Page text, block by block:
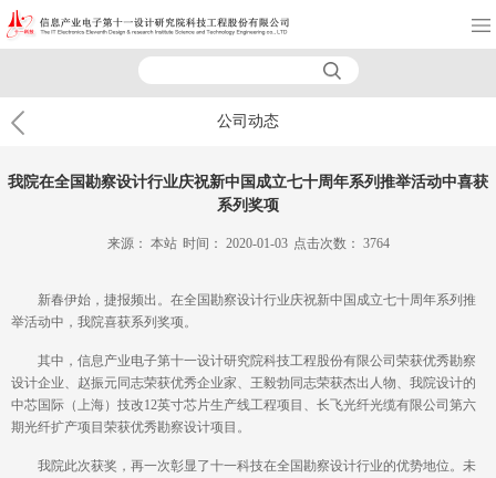
公司动态
我院在全国勘察设计行业庆祝新中国成立七十周年系列推举活动中喜获
系列奖项
来源： 本站 时间： 2020-01-03 点击次数： 3764
新春伊始，捷报频出。在全国勘察设计行业庆祝新中国成立七十周年系列推
举活动中，我院喜获系列奖项。
其中，信息产业电子第十一设计研究院科技工程股份有限公司荣获优秀勘察
设计企业、赵振元同志荣获优秀企业家、王毅勃同志荣获杰出人物、我院设计的
中芯国际（上海）技改12英寸芯片生产线工程项目、长飞光纤光缆有限公司第六
期光纤扩产项目荣获优秀勘察设计项目。
我院此次获奖，再一次彰显了十一科技在全国勘察设计行业的优势地位。未